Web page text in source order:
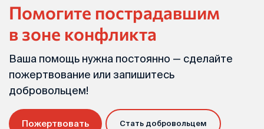
Помогите пострадавшим
в зоне конфликта
Ваша помощь нужна постоянно — сделайте
пожертвование или запишитесь
добровольцем!
Пожертвовать Стать добровольцем